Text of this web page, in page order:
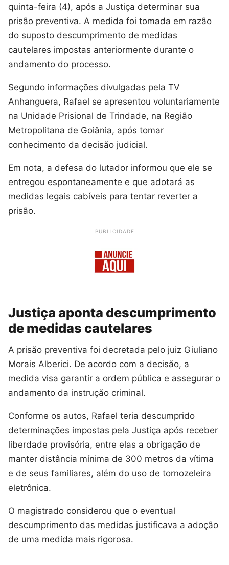
quinta-feira (4), após a Justiça determinar sua
prisão preventiva. A medida foi tomada em razão
do suposto descumprimento de medidas
cautelares impostas anteriormente durante o
andamento do processo.
Segundo informações divulgadas pela TV
Anhanguera, Rafael se apresentou voluntariamente
na Unidade Prisional de Trindade, na Região
Metropolitana de Goiânia, após tomar
conhecimento da decisão judicial.
Em nota, a defesa do lutador informou que ele se
entregou espontaneamente e que adotará as
medidas legais cabíveis para tentar reverter a
prisão.
PUBLICIDADE
Justiça aponta descumprimento
de medidas cautelares
A prisão preventiva foi decretada pelo juiz Giuliano
Morais Alberici. De acordo com a decisão, a
medida visa garantir a ordem pública e assegurar o
andamento da instrução criminal.
Conforme os autos, Rafael teria descumprido
determinações impostas pela Justiça após receber
liberdade provisória, entre elas a obrigação de
manter distância mínima de 300 metros da vítima
e de seus familiares, além do uso de tornozeleira
eletrônica.
O magistrado considerou que o eventual
descumprimento das medidas justificava a adoção
de uma medida mais rigorosa.